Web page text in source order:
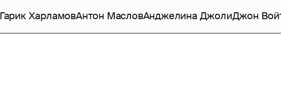
Гарик ХарламовАнтон МасловАнджелина ДжолиДжон